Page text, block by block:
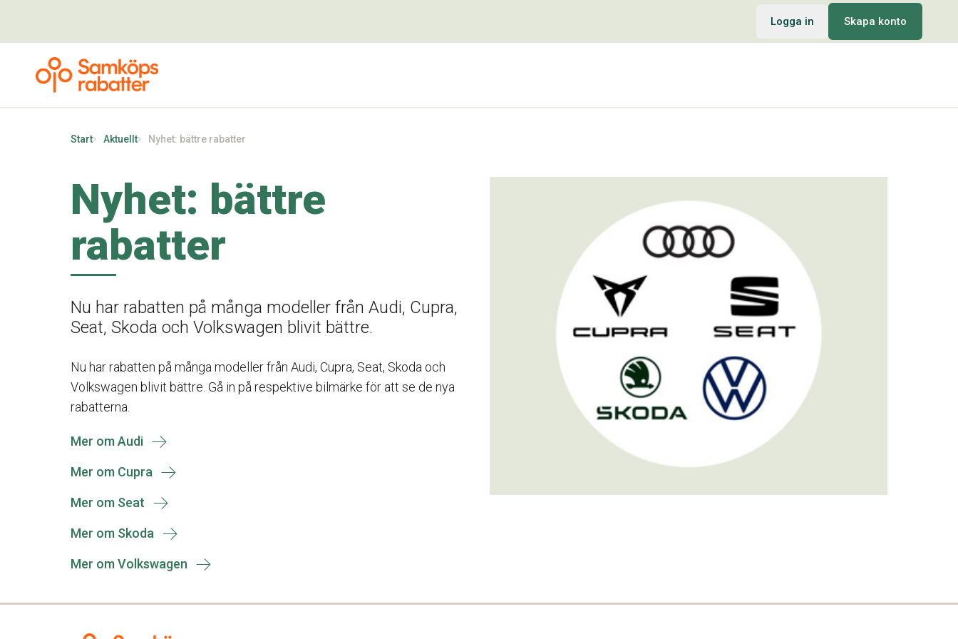
Logga in Skapa konto
Start Aktuellt Nyhet: bättre rabatter
Nyhet: bättre
rabatter
Nu har rabatten på många modeller från Audi, Cupra,
Seat, Skoda och Volkswagen blivit bättre.
Nu har rabatten på många modeller från Audi, Cupra, Seat, Skoda och
Volkswagen blivit bättre. Gå in på respektive bilmärke för att se de nya
rabatterna.
Mer om Audi
Mer om Cupra
Mer om Seat
Mer om Skoda
Mer om Volkswagen